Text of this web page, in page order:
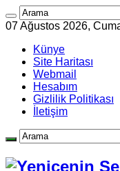
07 Ağustos 2026,
Künye
Site Haritası
Webmail
Hesabım
Gizlilik Politikası
İletişim